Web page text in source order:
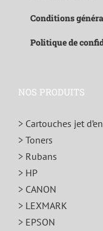
Conditions
Politique de
NOS PRODUITS
> Cartouches jet
> Toners
> Rubans
> HP
> CANON
> LEXMARK
> EPSON